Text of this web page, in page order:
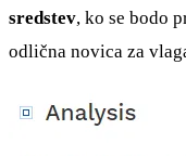
sredstev, ko se bodo
odlična novica za